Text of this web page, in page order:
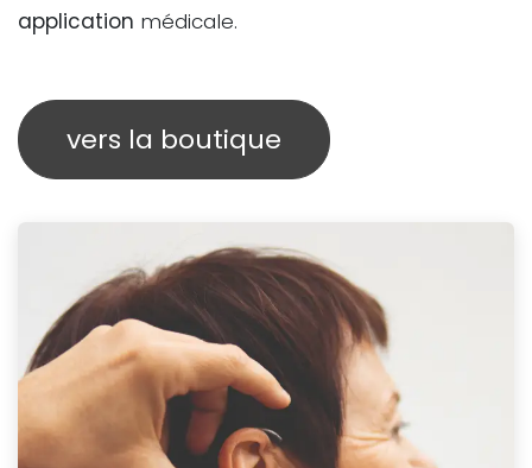
application médicale.
vers la boutique